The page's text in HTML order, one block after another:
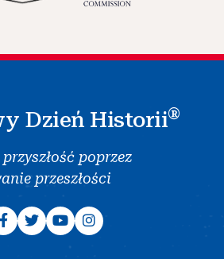
Dzień Historii®
poprzez
przeszłości